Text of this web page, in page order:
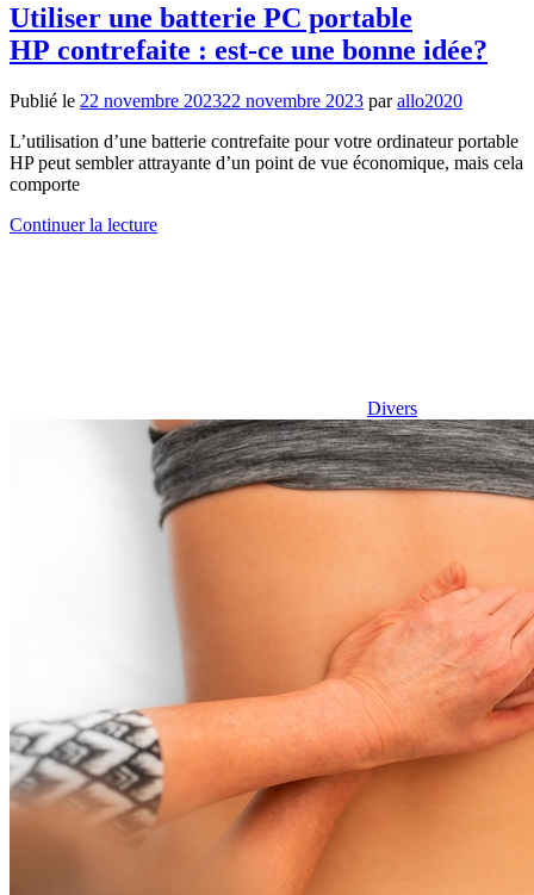
Utiliser une batterie PC portable
HP contrefaite : est-ce une bonne idée?
Publié le 22 novembre 202322 novembre 2023 parallo2020
L’utilisation d’une batterie contrefaite pour votre ordinateur portable
HP peut sembler attrayante d’un point de vue économique, mais cela
comporte
Continuer la lecture
Divers